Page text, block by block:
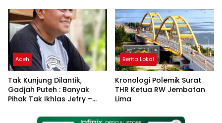
Aceh
Tak Kunjung Dilantik,
Gadjah Puteh : Banyak
Pihak Tak Ikhlas Jefry –
Berita Lokal
Kronologi Polemik Surat
THR Ketua RW Jembatan
Lima